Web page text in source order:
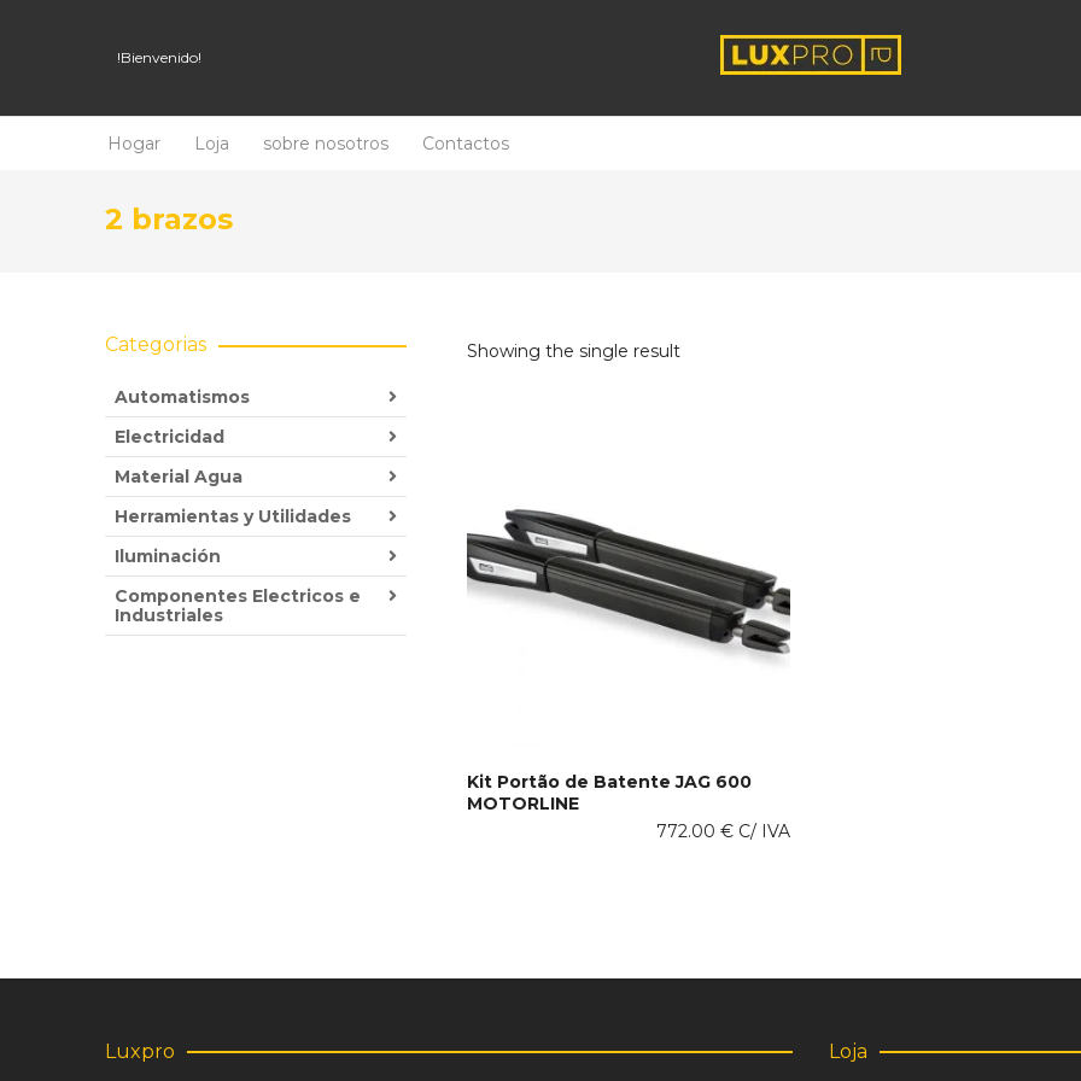
!Bienvenido!
Hogar Loja sobre nosotros Contactos
2 brazos
Showing the single result
Kit Portão de Batente JAG 600
MOTORLINE
772.00 €C/ IVA
Categorias
Automatismos
Electricidad
Material Agua
Herramientas y Utilidades
Iluminación
Componentes Electricos e
Industriales
Luxpro Loja